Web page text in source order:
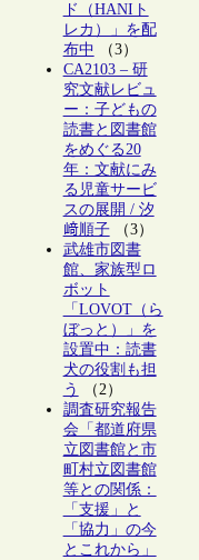
ド（HANIト
レカ）」を配
布中 （3）
CA2103 – 研
究文献レビュ
ー：子どもの
読書と図書館
をめぐる20
年：文献にみ
る児童サービ
スの展開 / 汐
﨑順子（3）
武雄市図書
館、家族型ロ
ボット
「LOVOT（ら
ぼっと）」を
設置中：読書
犬の役割も担
う
（2）
調査研究報告
会「都道府県
立図書館と市
町村立図書館
等との関係：
「支援」と
「協力」の今
とこれから」